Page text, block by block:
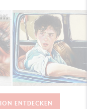
ENTDECKEN